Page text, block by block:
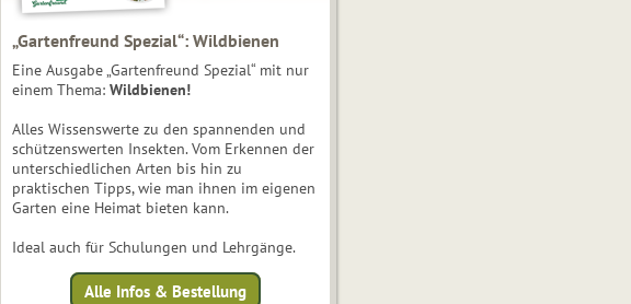
„Gartenfreund Spezial“: Wildbienen
Eine Ausgabe „Gartenfreund Spezial“ mit nur
einem Thema: Wildbienen!
Alles Wissenswerte zu den spannenden und
schützenswerten Insekten. Vom Erkennen der
unterschiedlichen Arten bis hin zu
praktischen Tipps, wie man ihnen im eigenen
Garten eine Heimat bieten kann.
Ideal auch für Schulungen und Lehrgänge.
Alle Infos & Bestellung